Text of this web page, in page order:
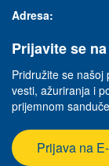
Adresa:
Prijavite se
Pridružite se našoj
vesti, ažuriranja i
prijemnom
Prijava na